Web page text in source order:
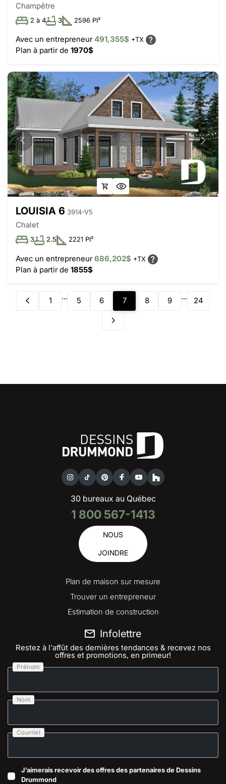
Champêtre
2 à 4 3 2596 PI²
Avec un entrepreneur491,355$ +TX
Plan à partir de 1970$
LOUISIA 6 3914-V5
Chalet
3 2.5 2221 PI²
Avec un entrepreneur686,202$ +TX
Plan à partir de 1855$
1 ... 5 6 7 8 9 ... 24
30 bureaux au Québec
1 800 567-1413
NOUS
JOINDRE
Plan de maison sur mesure
Trouver un entrepreneur
Estimation de construction
Infolettre
Restez à l'affût des dernières tendances & recevez nos
offres et promotions, en primeur!
Prénom
Nom
Courriel
J’aimerais recevoir des offres des partenaires de Dessins
Drummond